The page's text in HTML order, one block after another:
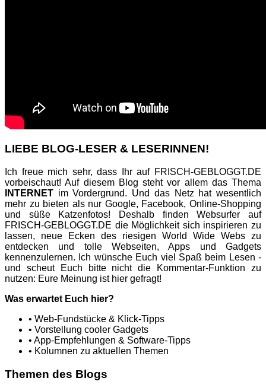
LIEBE BLOG-LESER & LESERINNEN!
Ich freue mich sehr, dass Ihr auf FRISCH-GEBLOGGT.DE
vorbeischaut! Auf diesem Blog steht vor allem das Thema
INTERNET im Vordergrund. Und das Netz hat wesentlich
mehr zu bieten als nur Google, Facebook, Online-Shopping
und süße Katzenfotos! Deshalb finden Websurfer auf
FRISCH-GEBLOGGT.DE die Möglichkeit sich inspirieren zu
lassen, neue Ecken des riesigen World Wide Webs zu
entdecken und tolle Webseiten, Apps und Gadgets
kennenzulernen. Ich wünsche Euch viel Spaß beim Lesen -
und scheut Euch bitte nicht die Kommentar-Funktion zu
nutzen: Eure Meinung ist hier gefragt!
Was erwartet Euch hier?
• Web-Fundstücke & Klick-Tipps
• Vorstellung cooler Gadgets
• App-Empfehlungen & Software-Tipps
• Kolumnen zu aktuellen Themen
Themen des Blogs